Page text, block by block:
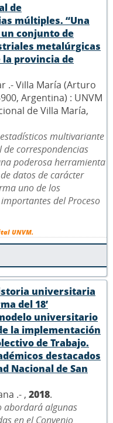
de
múltiples. “Una
conjunto de
metalúrgicas
la provincia de
.- Villa María (Arturo
Argentina) : UNVM
de Villa María,
multivariante
correspondencias
poderosa herramienta
datos de carácter
uno de los
del Proceso
UNVM.
universitaria
del 18’
universitario
la implementación
de Trabajo.
destacados
Nacional de San
.- , 2018.
abordará algunas
en el Convenio